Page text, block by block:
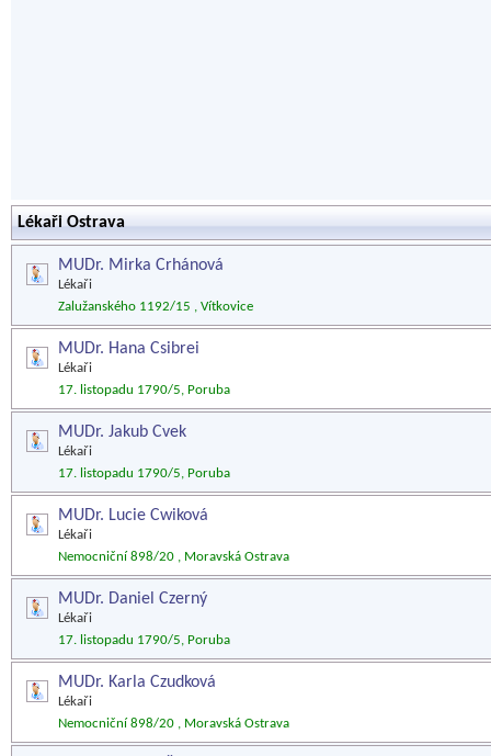
Lékaři Ostrava
MUDr. Mirka Crhánová
Lékaři
Zalužanského 1192/15 , Vítkovice
MUDr. Hana Csibrei
Lékaři
17. listopadu 1790/5, Poruba
MUDr. Jakub Cvek
Lékaři
17. listopadu 1790/5, Poruba
MUDr. Lucie Cwiková
Lékaři
Nemocniční 898/20 , Moravská Ostrava
MUDr. Daniel Czerný
Lékaři
17. listopadu 1790/5, Poruba
MUDr. Karla Czudková
Lékaři
Nemocniční 898/20 , Moravská Ostrava